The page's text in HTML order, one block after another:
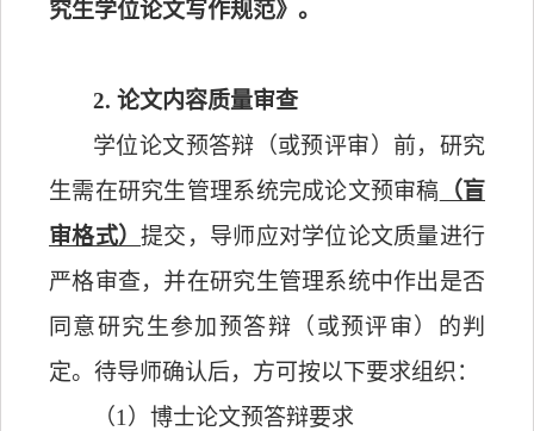
究生学位论文写作规范》。
2. 论文内容质量审查
学位论文预答辩（或预评审）前，研究
生需在研究生管理系统完成论文预审稿 （盲
审格式）提交，导师应对学位论文质量进行
严格审查，并在研究生管理系统中作出是否
同意研究生参加预答辩（或预评审）的判
定。待导师确认后，方可按以下要求组织：
（1 ）博士论文预答辩要求